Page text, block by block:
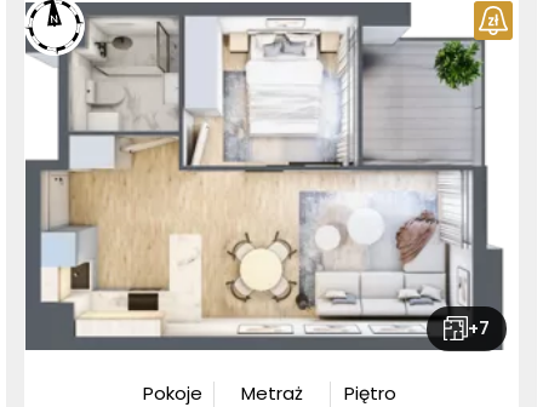
+7
Pokoje
Metraż
Piętro